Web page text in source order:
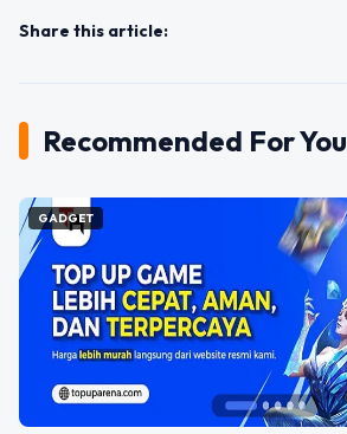
Share this article:
Recommended For You
GADGET